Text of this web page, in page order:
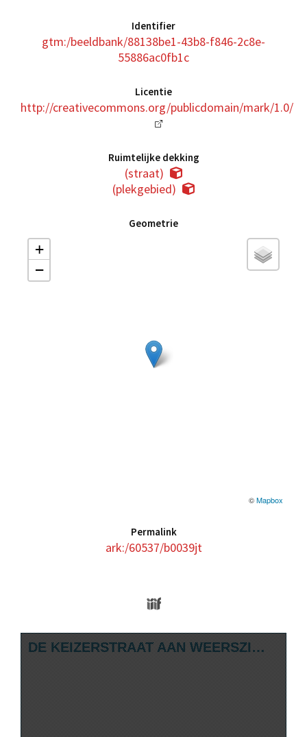
Identifier
gtm:/beeldbank/88138be1-43b8-f846-2c8e-
55886ac0fb1c
Licentie
http://creativecommons.org/publicdomain/mark/1.0/
Ruimtelijke dekking
(straat)
(plekgebied)
Geometrie
+
−
©Mapbox
Permalink
ark:/60537/b0039jt
Skip to downloads and alternative
Media Viewer DE KEIZERSTRAAT AAN WEERSZIJDEN. C. 1904.